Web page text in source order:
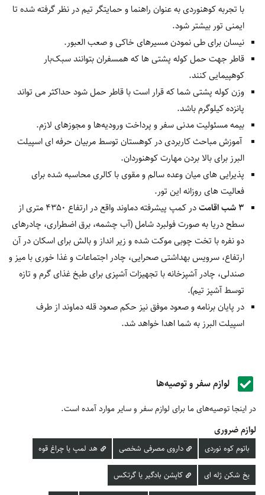
با تجربه کوهنوردی به عنوان راهنما و حمایتگر تیم در نظر گرفته شده تا
ایمنی تور بیشتر شود.
نیسان برای طی نمودن مسیرهای خاکی و صعب العبور.
قاطر جهت حمل کوله پشتی ها که همسفران بتوانند سبک‌بار
کوهپیمایی کنند.
وزن کوله پشتی شما که قرار است با قاطر حمل شود حداکثر می تواند
پانزده کیلوگرم باشد.
بیمه مسئولیت مدنی سفر و پرداخت ورودیه‌ها و مجوزهای لازم.
آموزش مباحث کاربردی در کوهستان توسط مربیان حرفه ای اسپیلت
البرز برای بالا بردن مهارت کوهنوردان.
پذیرایی های میان وعده سالم و مقوی با کالری محاسبه شده برای
فعالیت های روزانه این تور.
3 شب اقامت
در کمپ پیشرفته دماوند واقع در ارتفاع 4350 متری از
سطح دریا به صورت فولبرد شامل (آب چشمه، برق اضطراری، چادرهای
دو نفره با تخت چوبی موکت شده و زیر انداز و بالش برای اسکان در آن
ارتفاع، سرویس بهداشتی صحرایی، چادر اجتماعات و غذا خوری با میز و
صندلی، چادر آشپزخانه با تجهیزات آشپزی برای طبخ غذای گرم و تازه
توسط آشپز تیم).
در پایان برنامه و صعود موفق نیز حکم صعود قله دماوند از طرف
اسپیلت البرز به شما اهدا خواهد شد.
لوازم سفر و توصیه‌ها
در اینجا توصیه‌های ما برای لوازم سفر و سایر موارد آمده است.
لوازم ضروری
باتوم کوه نوردی داروی مصرفی شخصی هد لمپ یا چراغ قوه
یخ شکن ژله ای کاپشن بادگیر یا گرتکس